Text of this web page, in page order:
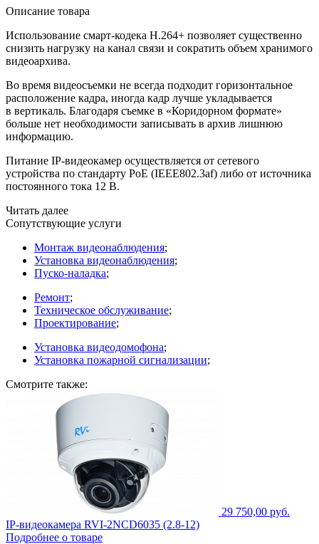
Описание товара
Использование смарт-кодека H.264+ позволяет существенно
снизить нагрузку на канал связи и сократить объем хранимого
видеоархива.
Во время видеосъемки не всегда подходит горизонтальное
расположение кадра, иногда кадр лучше укладывается
в вертикаль. Благодаря съемке в «Коридорном формате»
больше нет необходимости записывать в архив лишнюю
информацию.
Питание IP-видеокамер осуществляется от сетевого
устройства по стандарту PoE (IEEE802.3af) либо от источника
постоянного тока 12 В.
Читать далее
Сопутствующие услуги
Монтаж видеонаблюдения;
Установка видеонаблюдения;
Пуско-наладка;
Ремонт;
Техническое обслуживание;
Проектирование;
Установка видеодомофона;
Установка пожарной сигнализации;
Смотрите также:
29 750,00 руб.
IP-видеокамера RVI-2NCD6035 (2.8-12)
Подробнее о товаре